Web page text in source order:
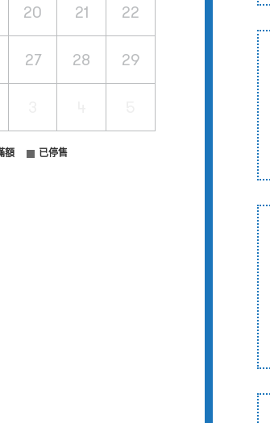
20 21 22
27 28 29
額 已停售